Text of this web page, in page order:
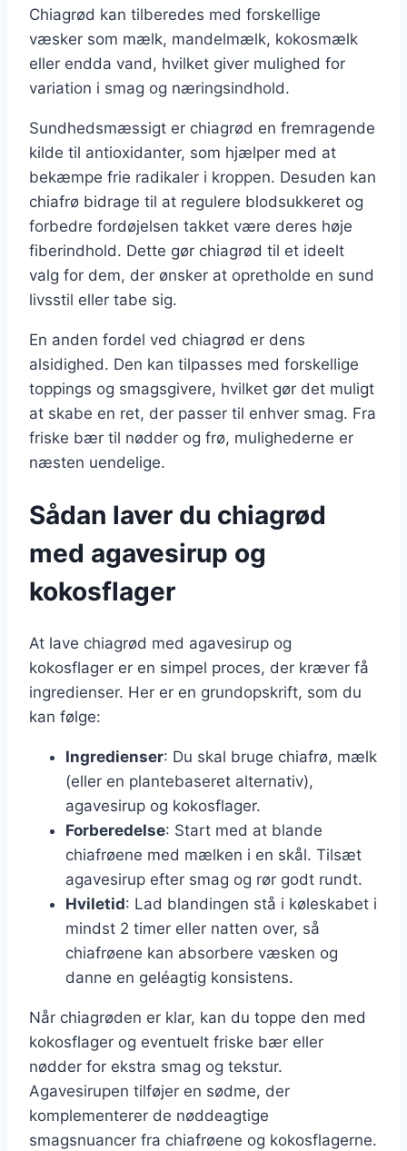
Chiagrød kan tilberedes med forskellige
væsker som mælk, mandelmælk, kokosmælk
eller endda vand, hvilket giver mulighed for
variation i smag og næringsindhold.
Sundhedsmæssigt er chiagrød en fremragende
kilde til antioxidanter, som hjælper med at
bekæmpe frie radikaler i kroppen. Desuden kan
chiafrø bidrage til at regulere blodsukkeret og
forbedre fordøjelsen takket være deres høje
fiberindhold. Dette gør chiagrød til et ideelt
valg for dem, der ønsker at opretholde en sund
livsstil eller tabe sig.
En anden fordel ved chiagrød er dens
alsidighed. Den kan tilpasses med forskellige
toppings og smagsgivere, hvilket gør det muligt
at skabe en ret, der passer til enhver smag. Fra
friske bær til nødder og frø, mulighederne er
næsten uendelige.
Sådan laver du chiagrød
med agavesirup og
kokosflager
At lave chiagrød med agavesirup og
kokosflager er en simpel proces, der kræver få
ingredienser. Her er en grundopskrift, som du
kan følge:
Ingredienser: Du skal bruge chiafrø, mælk
(eller en plantebaseret alternativ),
agavesirup og kokosflager.
Forberedelse: Start med at blande
chiafrøene med mælken i en skål. Tilsæt
agavesirup efter smag og rør godt rundt.
Hviletid: Lad blandingen stå i køleskabet i
mindst 2 timer eller natten over, så
chiafrøene kan absorbere væsken og
danne en geléagtig konsistens.
Når chiagrøden er klar, kan du toppe den med
kokosflager og eventuelt friske bær eller
nødder for ekstra smag og tekstur.
Agavesirupen tilføjer en sødme, der
komplementerer de nøddeagtige
smagsnuancer fra chiafrøene og kokosflagerne.